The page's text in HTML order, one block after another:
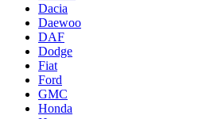
Dacia
Daewoo
DAF
Dodge
Fiat
Ford
GMC
Honda